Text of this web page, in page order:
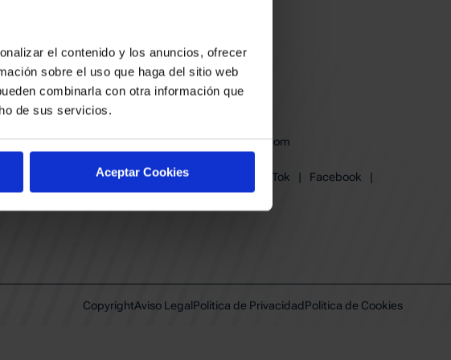
el contenido y los anuncios, ofrecer
sobre el uso que haga del sitio web
combinarla con otra información que
de sus servicios.
Aceptar Cookies
ALAVÉS
baskonia@baskonia.com
Instagram
TikTok | Facebook
|
Youtube
| Linkedin
CopyrightAviso LegalPolítica de PrivacidadPolítica de Cookies